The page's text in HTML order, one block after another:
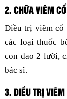
2. CHỮA VIÊM
Điều trị viêm cổ
các loại thuốc
con dao 2 lưỡi,
bác sĩ.
3. ĐIỀU TRỊ VIÊM